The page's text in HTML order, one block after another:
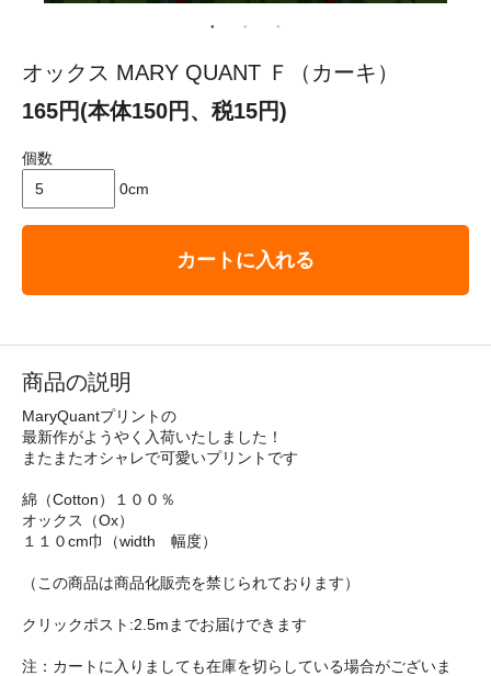
オックス MARY QUANT Ｆ（カーキ）
165円(本体150円、税15円)
個数
0cm
カートに入れる
商品の説明
MaryQuantプリントの
最新作がようやく入荷いたしました！
またまたオシャレで可愛いプリントです
綿（Cotton）１００％
オックス（Ox）
１１０cm巾（width 幅度）
（この商品は商品化販売を禁じられております）
クリックポスト:2.5mまでお届けできます
注：カートに入りましても在庫を切らしている場合がございま